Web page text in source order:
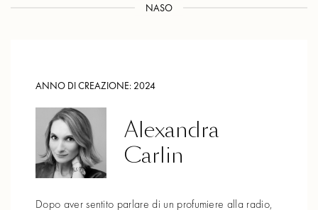
NASO
ANNO DI CREAZIONE: 2024
Alexandra
Carlin
Dopo aver sentito parlare di un profumiere alla radio,